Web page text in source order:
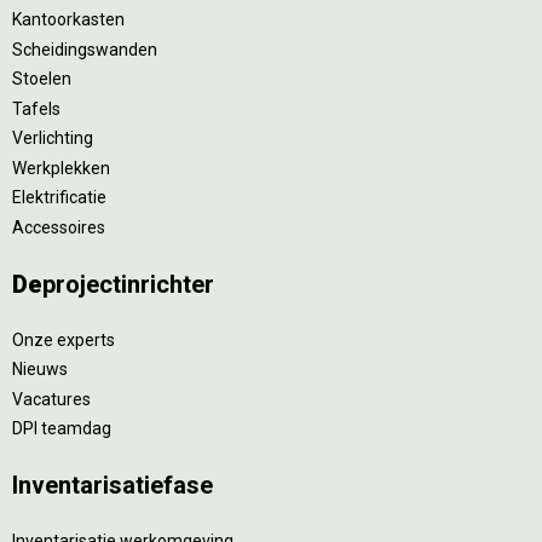
Kantoorkasten
Scheidingswanden
Stoelen
Tafels
Verlichting
Werkplekken
Elektrificatie
Accessoires
Deprojectinrichter
Onze experts
Nieuws
Vacatures
DPI teamdag
Inventarisatiefase